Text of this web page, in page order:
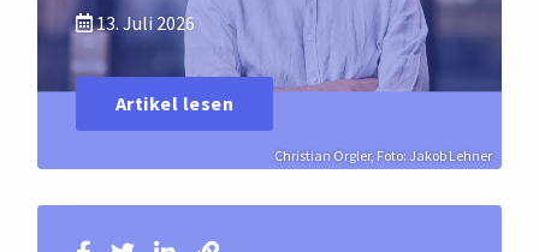
Christian Orgler, Foto: Jakob Lehner
13. Juli 2026
Artikel lesen